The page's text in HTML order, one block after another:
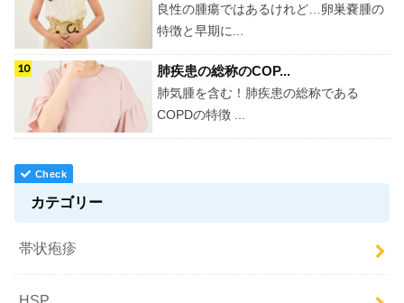
良性の腫瘍ではあるけれど…卵巣嚢腫の
特徴と早期に...
肺疾患の総称のCOP...
肺気腫を含む！肺疾患の総称である
COPDの特徴 ...
カテゴリー
帯状疱疹